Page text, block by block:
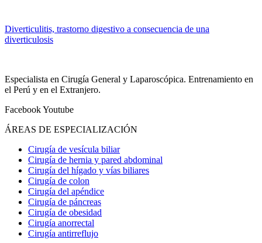
Diverticulitis, trastorno digestivo a consecuencia de una
diverticulosis
Especialista en Cirugía General y Laparoscópica. Entrenamiento en
el Perú y en el Extranjero.
FacebookYoutube
ÁREAS DE ESPECIALIZACIÓN
Cirugía de vesícula biliar
Cirugía de hernia y pared abdominal
Cirugía del hígado y vías biliares
Cirugía de colon
Cirugía del apéndice
Cirugía de páncreas
Cirugía de obesidad
Cirugía anorrectal
Cirugía antirreflujo